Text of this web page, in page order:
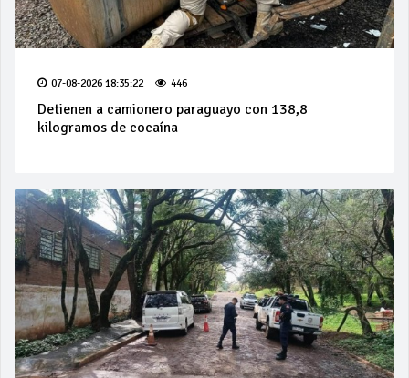
07-08-2026 18:35:22 446
Detienen a camionero paraguayo con 138,8
kilogramos de cocaína